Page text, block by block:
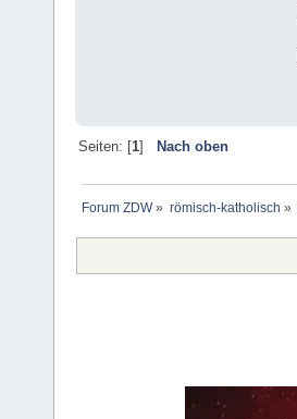
Seiten: [1] Nach oben
Forum ZDW» römisch-katholisch »